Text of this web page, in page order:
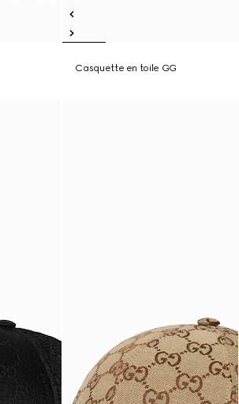
Casquette en toile GG